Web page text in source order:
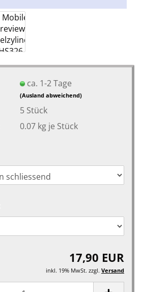
ca. 1-2 Tage
(Ausland abweichend)
5 Stück
0.07kg je Stück
17,90 EUR
inkl. 19% MwSt. zzgl. Versand